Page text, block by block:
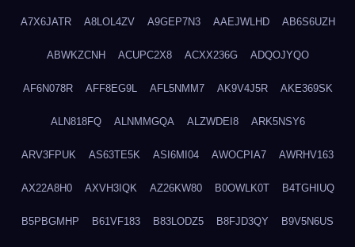
A7X6JATR A8LOL4ZV A9GEP7N3 AAEJWLHD AB6S6UZH
ABWKZCNH ACUPC2X8 ACXX236G ADQOJYQO
AF6N078R AFF8EG9L AFL5NMM7 AK9V4J5R AKE369SK
ALN818FQ ALNMMGQA ALZWDEI8 ARK5NSY6
ARV3FPUK AS63TE5K ASI6MI04 AWOCPIA7 AWRHV163
AX22A8H0 AXVH3IQK AZ26KW80 B0OWLK0T B4TGHIUQ
B5PBGMHP B61VF183 B83LODZ5 B8FJD3QY B9V5N6US